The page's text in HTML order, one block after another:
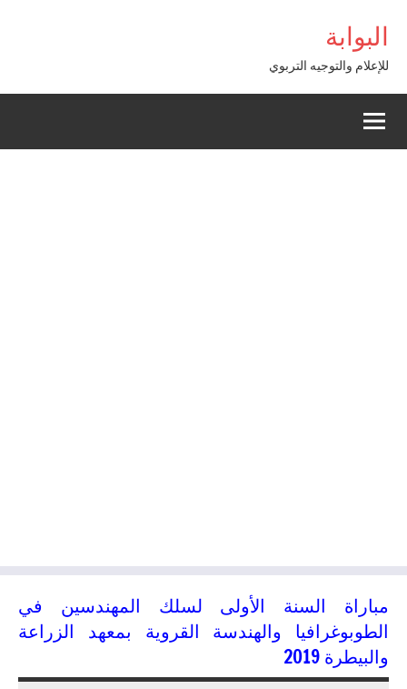
contenu
البوابة
للإعلام والتوجيه التربوي
مباراة السنة الأولى لسلك المهندسين في
الطوبوغرافيا والهندسة القروية بمعهد الزراعة
والبيطرة 2019